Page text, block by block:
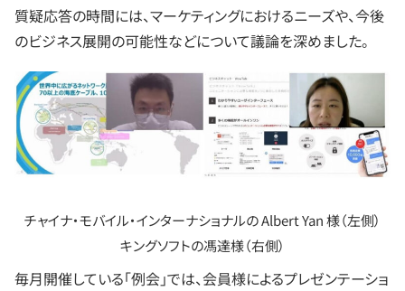
質疑応答の時間には、マーケティングにおけるニーズや、今後
のビジネス展開の可能性などについて議論を深めました。
チャイナ・モバイル・インターナショナルの Albert Yan 様（左側）
キングソフトの馮達様（右側）
毎月開催している「例会」では、会員様によるプレゼンテーショ